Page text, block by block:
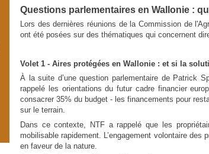
Questions parlementaires en Wallonie :
Lors des dernières réunions de la Commission de
ont été posées sur des thématiques qui concernent
Volet 1 - Aires protégées en Wallonie : et si la
À la suite d’une question parlementaire de Patrick
rappelé les orientations du futur cadre financier
consacrer 35% du budget - les financements pour
sur le terrain.
Dans ce contexte, NTF a rappelé que les
mobilisable rapidement. L’engagement volontaire
en faveur de la nature.